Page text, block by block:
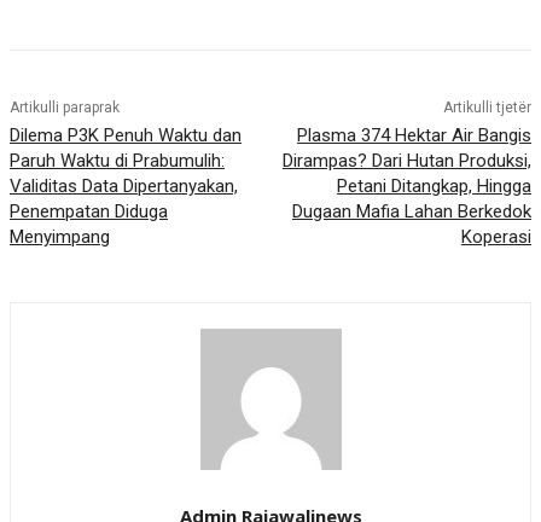
Artikulli paraprak
Dilema P3K Penuh Waktu dan
Paruh Waktu di Prabumulih:
Validitas Data Dipertanyakan,
Penempatan Diduga
Menyimpang
Artikulli tjetër
Plasma 374 Hektar Air Bangis
Dirampas? Dari Hutan Produksi,
Petani Ditangkap, Hingga
Dugaan Mafia Lahan Berkedok
Koperasi
Admin Rajawalinews